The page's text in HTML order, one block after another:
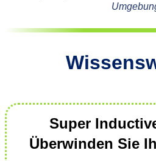
Super
Überwinden Sie